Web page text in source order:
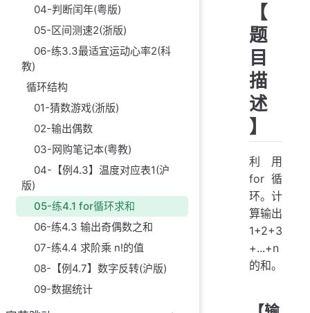
04-判断闰年(粤版)
05-区间测速2(浙版)
06-练3.3最适宜运动心率2(科
教)
循环结构
01-猜数游戏(浙版)
02-输出偶数
03-网购笔记本(粤教)
04-【例4.3】温度对应表1(沪
版)
05-练4.1 for循环求和
06-练4.3 输出奇偶数之和
07-练4.4 求阶乘 n!的值
08-【例4.7】数字反转(沪版)
09-数据统计
【
题
目
描
述
】
利用
for循
环。计
算输出
1+2+3
+...+n
的和。